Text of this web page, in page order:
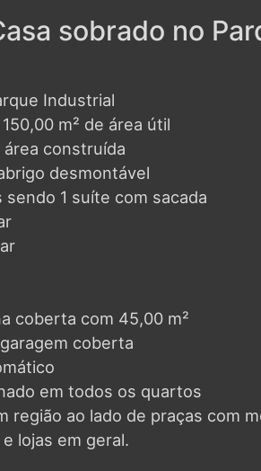
sobrado no
Industrial
m² de área útil
área construída
desmontável
1 suíte com sacada
coberta com 45,00 m²
coberta
em todos os quartos
região ao lado de praças com
lojas em geral.